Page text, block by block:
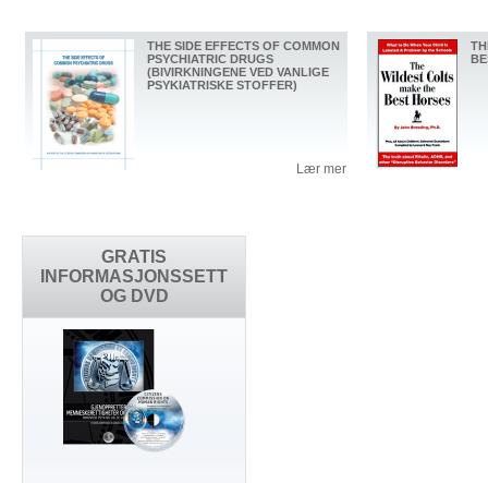
GRATIS
INFORMASJONSSETT
OG DVD
THE SIDE EFFECTS OF COMMON
PSYCHIATRIC DRUGS
(BIVIRKNINGENE VED VANLIGE
PSYKIATRISKE STOFFER)
Lær mer